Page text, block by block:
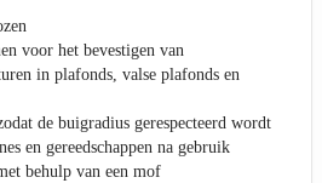
voor het bevestigen van
in plafonds, valse plafonds en
de buigradius gerespecteerd wordt
en gereedschappen na gebruik
behulp van een mof